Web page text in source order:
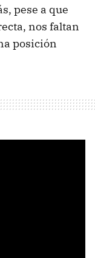
pese a que
nos faltan
posición